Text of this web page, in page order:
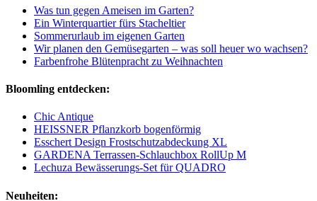
Was tun gegen Ameisen im Garten?
Ein Winterquartier fürs Stacheltier
Sommerurlaub im eigenen Garten
Wir planen den Gemüsegarten – was soll heuer wo wachsen?
Farbenfrohe Blütenpracht zu Weihnachten
Bloomling entdecken:
Chic Antique
HEISSNER Pflanzkorb bogenförmig
Esschert Design Frostschutzabdeckung XL
GARDENA Terrassen-Schlauchbox RollUp M
Lechuza Bewässerungs-Set für QUADRO
Neuheiten: